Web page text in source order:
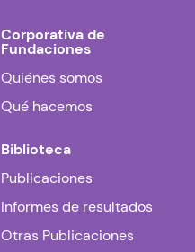
Corporativa de
Fundaciones
Quiénes somos
Qué hacemos
Biblioteca
Publicaciones
Informes de resultados
Otras Publicaciones